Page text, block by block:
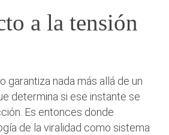
a la tensión
garantiza nada más allá de un
determina si ese instante se
Es entonces donde
de la viralidad como sistema